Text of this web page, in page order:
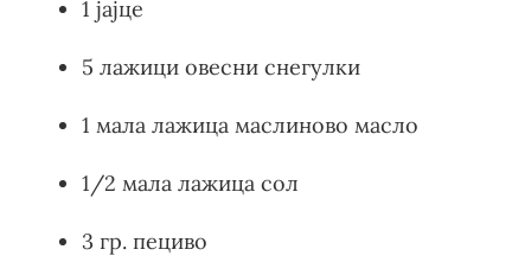
1 јајце
5 лажици овесни снегулки
1 мала лажица маслиново масло
1/2 мала лажица сол
3 гр. пециво